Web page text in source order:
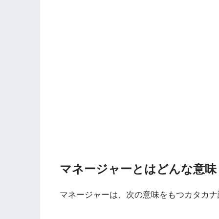
マネージャーとはどんな意味
マネージャーは、次の意味をもつカタカナ